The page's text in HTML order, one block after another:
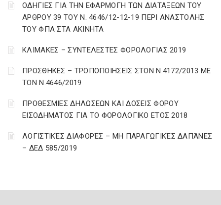
ΟΔΗΓΙΕΣ ΓΙΑ ΤΗΝ ΕΦΑΡΜΟΓΗ ΤΩΝ ΔΙΑΤΑΞΕΩΝ ΤΟΥ
ΑΡΘΡΟΥ 39 ΤΟΥ Ν. 4646/12-12-19 ΠΕΡΙ ΑΝΑΣΤΟΛΗΣ
ΤΟΥ ΦΠΑ ΣΤΑ ΑΚΙΝΗΤΑ
ΚΛΙΜΑΚΕΣ – ΣΥΝΤΕΛΕΣΤΕΣ ΦΟΡΟΛΟΓΙΑΣ 2019
ΠΡΟΣΘΗΚΕΣ – ΤΡΟΠΟΠΟΙΗΣΕΙΣ ΣΤΟΝ Ν.4172/2013 ΜΕ
ΤΟΝ Ν.4646/2019
ΠΡΟΘΕΣΜΙΕΣ ΔΗΛΩΣΕΩΝ ΚΑΙ ΔΟΣΕΙΣ ΦΟΡΟΥ
ΕΙΣΟΔΗΜΑΤΟΣ ΓΙΑ ΤΟ ΦΟΡΟΛΟΓΙΚΟ ΕΤΟΣ 2018
ΛΟΓΙΣΤΙΚΈΣ ΔΙΑΦΟΡΈΣ – ΜΗ ΠΑΡΑΓΩΓΙΚΈΣ ΔΑΠΆΝΕΣ
– ΔΕΔ 585/2019